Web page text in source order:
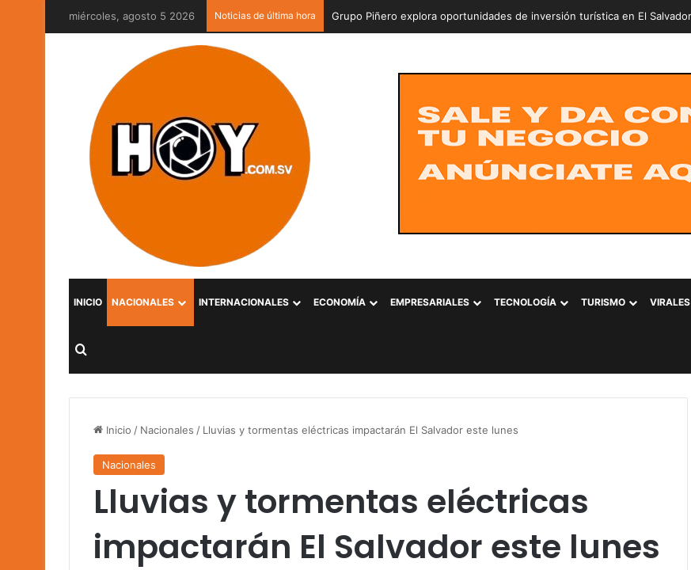
miércoles, agosto 5 2026 Noticias de última hora
INICIO NACIONALES INTERNACIONALES ECONOMÍA EMPRESARIALES TECNOLOGÍA TURISMO VIRALES
Buscar por
Inicio / Nacionales / Lluvias y tormentas eléctricas impactarán El Salvador este lunes
Nacionales
Lluvias y tormentas eléctricas
impactarán El Salvador este lunes